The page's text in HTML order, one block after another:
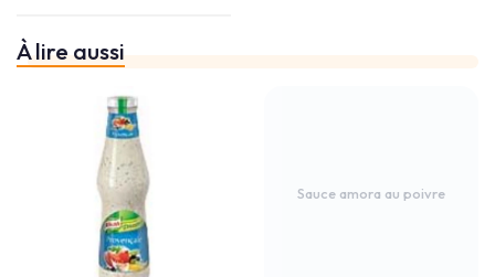
À lire aussi
Sauce amora au poivre